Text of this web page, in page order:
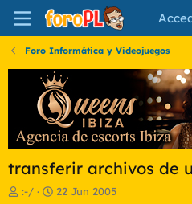
Foro Informática y Videojuegos
transferir archivos de
I
:-/
F
22 Jun 2005